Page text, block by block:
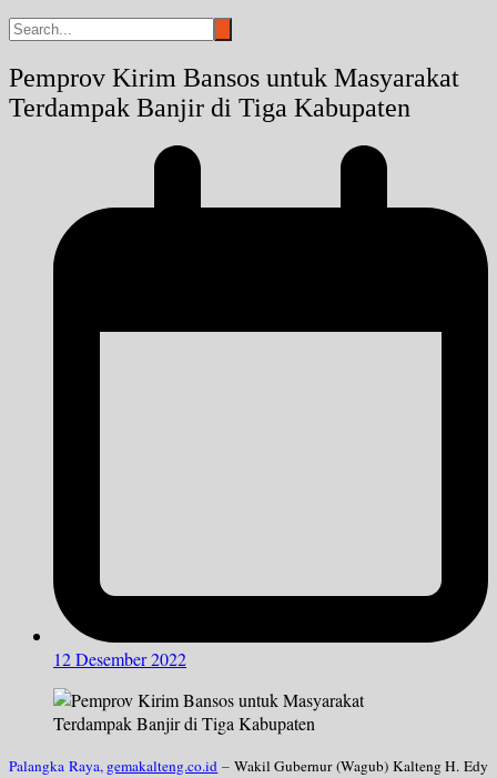
Pemprov Kirim Bansos untuk Masyarakat
Terdampak Banjir di Tiga Kabupaten
12 Desember 2022
Palangka Raya, gemakalteng.co.id – Wakil Gubernur (Wagub) Kalteng H. Edy